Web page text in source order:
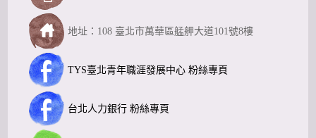
TYS臺北青年職涯發展中心 粉絲專頁
台北人力銀行 粉絲專頁
地址：108 臺北市萬華區艋舺大道101號8樓